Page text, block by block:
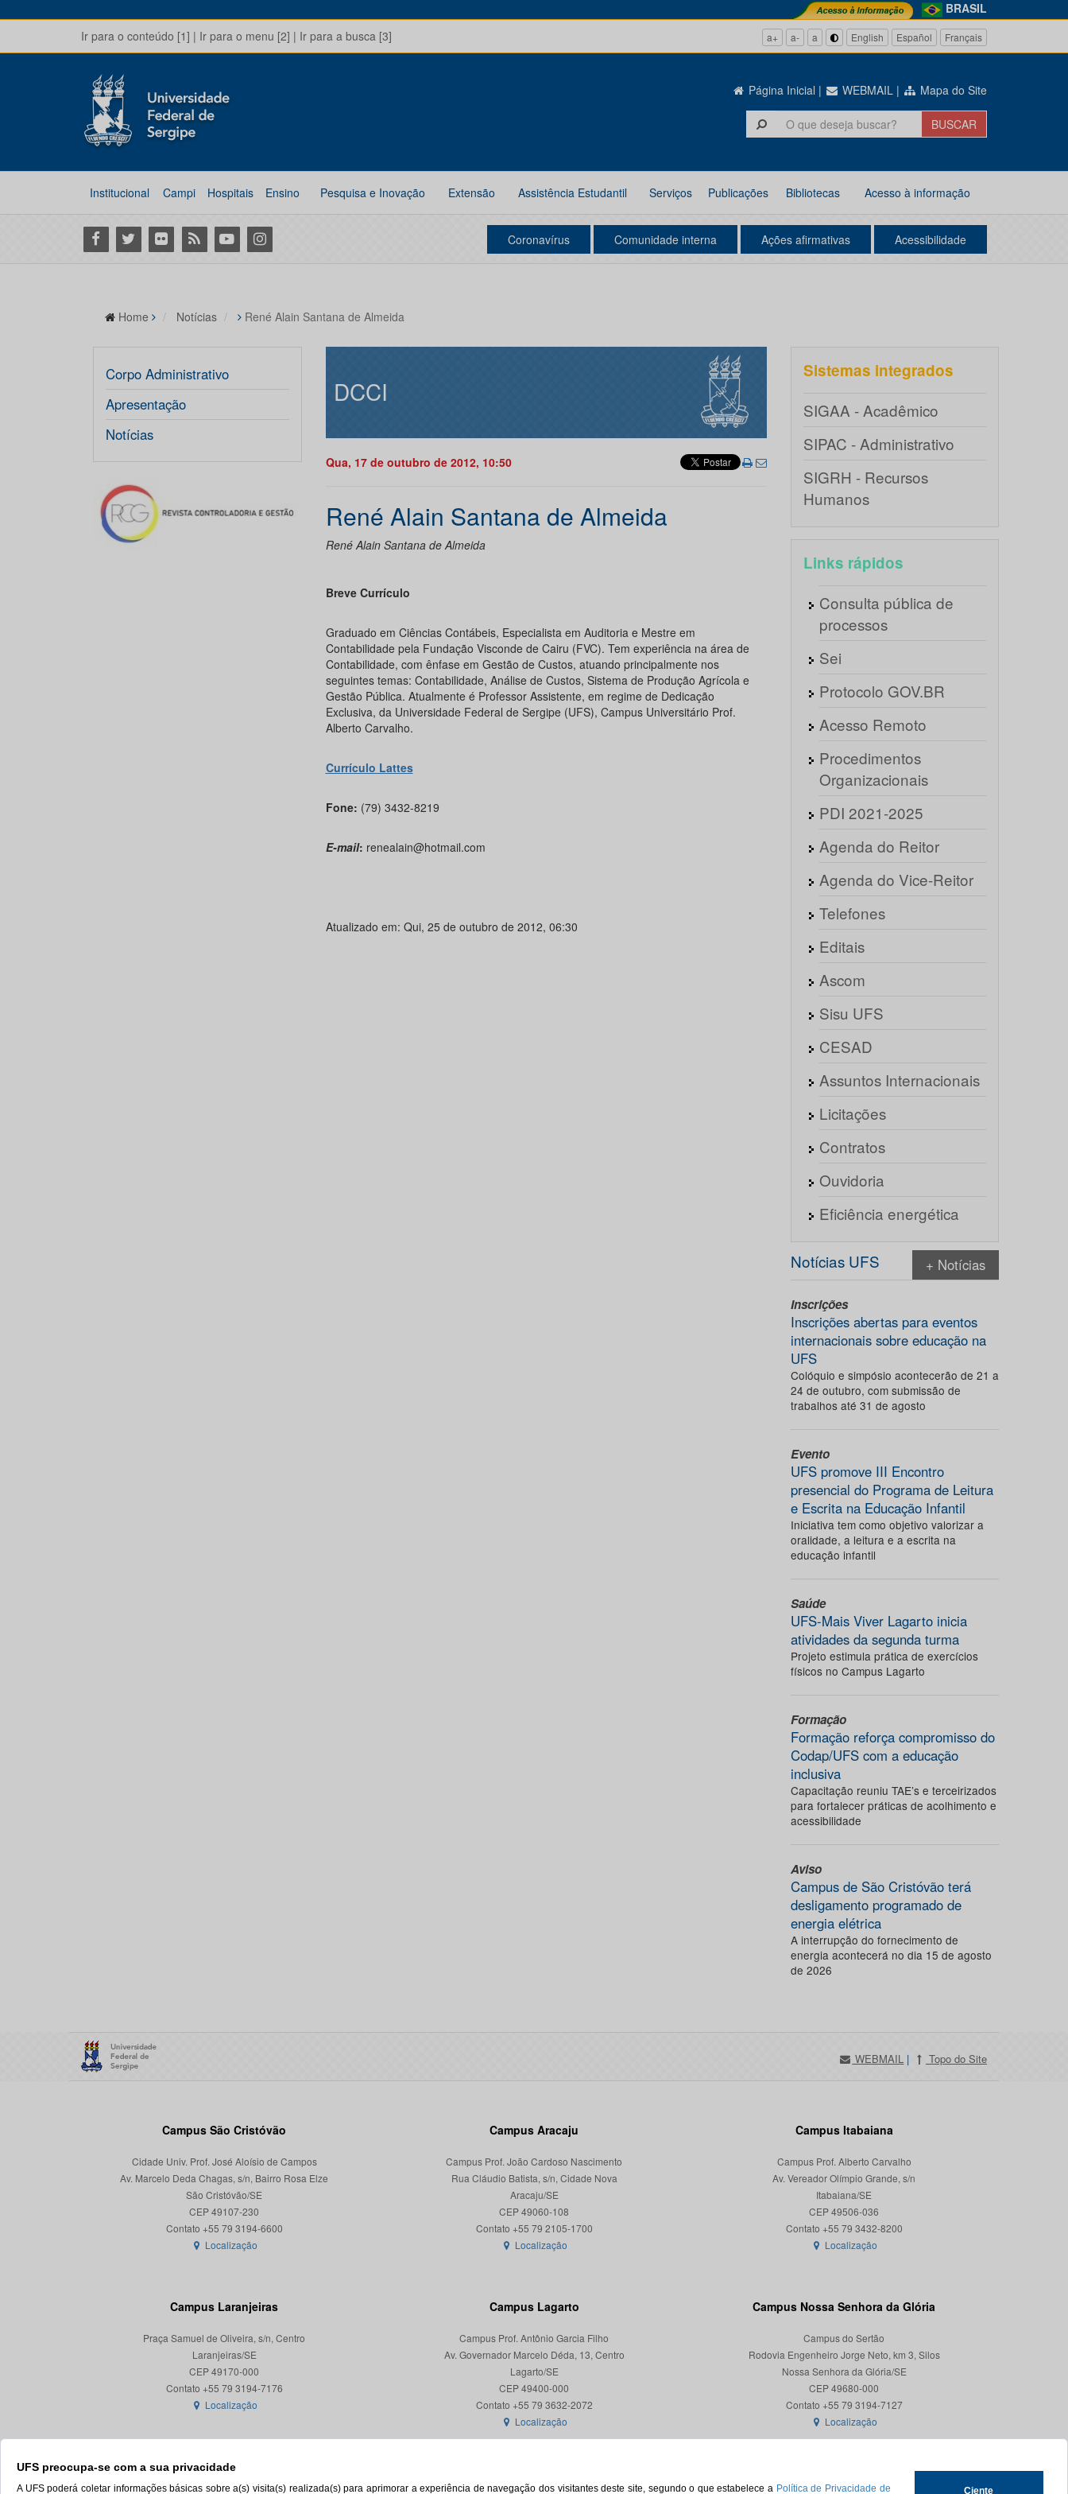
BRASIL
Ir para o conteúdo [1] | Ir para o menu [2] | Ir para a busca [3] a+ a- a English Español Français
Página Inicial | WEBMAIL | Mapa do Site
Institucional Campi Hospitais Ensino Pesquisa e Inovação Extensão Assistência Estudantil Serviços Publicações Bibliotecas Acesso à informação
Facebook
Twitter Flickr RSS YoutubeInstagram Coronavírus Comunidade interna Ações afirmativas Acessibilidade
UFS preocupa-se com a sua privacidade
A UFS poderá coletar informações básicas sobre a(s) visita(s) realizada(s) para aprimorar a experiência de navegação dos visitantes deste site, segundo o que estabelece a Política de Privacidade de Ciente
Home Notícias René Alain Santana de Almeida
Corpo Administrativo
Apresentação
Notícias
DCCI
Qua, 17 de outubro de 2012, 10:50
René Alain Santana de Almeida
René Alain Santana de Almeida
Breve Currículo
Graduado em Ciências Contábeis, Especialista em Auditoria e Mestre em
Contabilidade pela Fundação Visconde de Cairu (FVC). Tem experiência na área de
Contabilidade, com ênfase em Gestão de Custos, atuando principalmente nos
seguintes temas: Contabilidade, Análise de Custos, Sistema de Produção Agrícola e
Gestão Pública. Atualmente é Professor Assistente, em regime de Dedicação
Exclusiva, da Universidade Federal de Sergipe (UFS), Campus Universitário Prof.
Alberto Carvalho.
Currículo Lattes
Fone: (79) 3432-8219
E-mail: renealain@hotmail.com
Atualizado em: Qui, 25 de outubro de 2012, 06:30
Sistemas integrados
SIGAA - Acadêmico
SIPAC - Administrativo
SIGRH - Recursos
Humanos
Links rápidos
Consulta pública de
processos
Sei
Protocolo GOV.BR
Acesso Remoto
Procedimentos
Organizacionais
PDI 2021-2025
Agenda do Reitor
Agenda do Vice-Reitor
Telefones
Editais
Ascom
Sisu UFS
CESAD
Assuntos Internacionais
Licitações
Contratos
Ouvidoria
Eficiência energética
Notícias UFS + Notícias
Inscrições
Inscrições abertas para eventos
internacionais sobre educação na
UFS
Colóquio e simpósio acontecerão de 21 a
24 de outubro, com submissão de
trabalhos até 31 de agosto
Evento
UFS promove III Encontro
presencial do Programa de Leitura
e Escrita na Educação Infantil
Iniciativa tem como objetivo valorizar a
oralidade, a leitura e a escrita na
educação infantil
Saúde
UFS-Mais Viver Lagarto inicia
atividades da segunda turma
Projeto estimula prática de exercícios
físicos no Campus Lagarto
Formação
Formação reforça compromisso do
Codap/UFS com a educação
inclusiva
Capacitação reuniu TAE’s e terceirizados
para fortalecer práticas de acolhimento e
acessibilidade
Aviso
Campus de São Cristóvão terá
desligamento programado de
energia elétrica
A interrupção do fornecimento de
energia acontecerá no dia 15 de agosto
de 2026
WEBMAIL | Topo do Site
Campus São Cristóvão
Cidade Univ. Prof. José Aloísio de Campos
Av. Marcelo Deda Chagas, s/n, Bairro Rosa Elze
São Cristóvão/SE
CEP 49107-230
Localização
Campus Aracaju
Campus Prof. João Cardoso Nascimento
Rua Cláudio Batista, s/n, Cidade Nova
Aracaju/SE
CEP 49060-108
Localização
Campus Itabaiana
Campus Prof. Alberto Carvalho
Av. Vereador Olímpio Grande, s/n
Itabaiana/SE
CEP 49506-036
Localização
Campus Laranjeiras
Praça Samuel de Oliveira, s/n, Centro
Laranjeiras/SE
CEP 49170-000
Localização
Campus Lagarto
Campus Prof. Antônio Garcia Filho
Av. Governador Marcelo Déda, 13, Centro
Lagarto/SE
CEP 49400-000
Localização
Campus Nossa Senhora da Glória
Campus do Sertão
Rodovia Engenheiro Jorge Neto, km 3, Silos
Nossa Senhora da Glória/SE
CEP 49680-000
Contato +55 79 3194-7127
Localização